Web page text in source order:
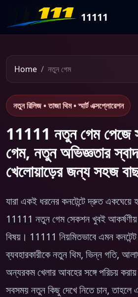
11111
Home নতুন গেম
নতুন রিলিজ • তাজা থিম • স্মার্ট এক্সপ্লোরেশন
11111 নতুন গেম পেজে
গেম, নতুন অভিজ্ঞতার স্বাদ
খেলোয়াড়ের জন্য সহজ
যারা একই ধরনের কনটেন্টে দ্রুত একঘেয়ে
11111 নতুন গেম সেকশন খুবই
বিষয়। 11111 নিয়মিতভাবে এমন
ব্যবহারকারীকে নতুন থিম, ভিন্ন গতি,
অন্যরকম খেলার আবহের সঙ্গে পরিচয়
সবসময় নতুন কিছু দেখে নিতে চান,